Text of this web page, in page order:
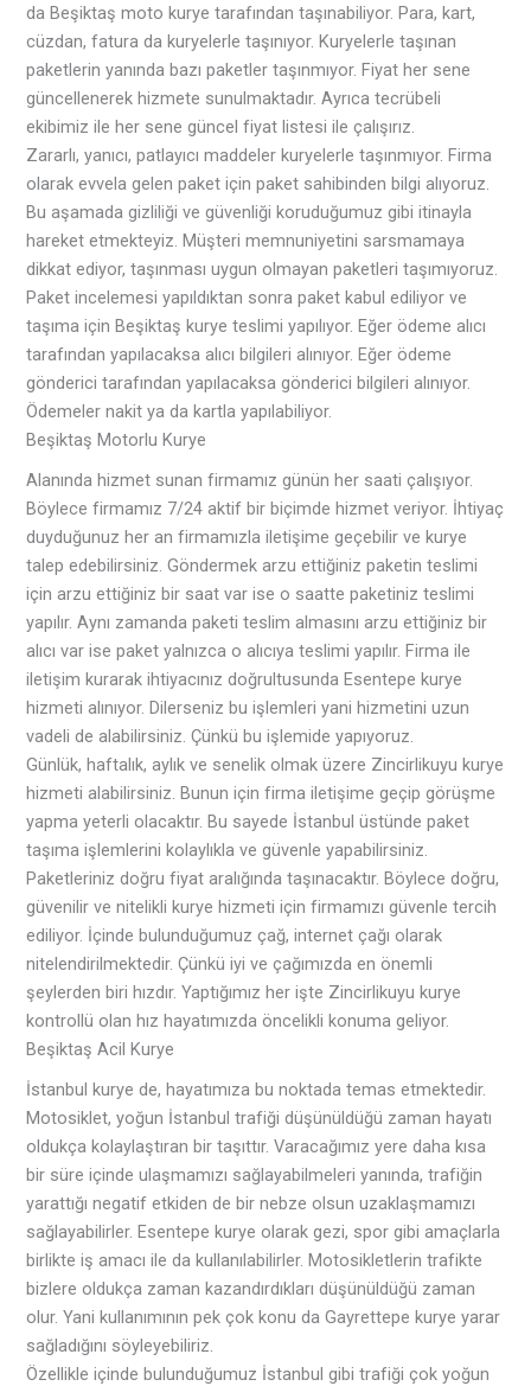
da Beşiktaş moto kurye tarafından taşınabiliyor. Para, kart,
cüzdan, fatura da kuryelerle taşınıyor. Kuryelerle taşınan
paketlerin yanında bazı paketler taşınmıyor. Fiyat her sene
güncellenerek hizmete sunulmaktadır. Ayrıca tecrübeli
ekibimiz ile her sene güncel fiyat listesi ile çalışırız.
Zararlı, yanıcı, patlayıcı maddeler kuryelerle taşınmıyor. Firma
olarak evvela gelen paket için paket sahibinden bilgi alıyoruz.
Bu aşamada gizliliği ve güvenliği koruduğumuz gibi itinayla
hareket etmekteyiz. Müşteri memnuniyetini sarsmamaya
dikkat ediyor, taşınması uygun olmayan paketleri taşımıyoruz.
Paket incelemesi yapıldıktan sonra paket kabul ediliyor ve
taşıma için Beşiktaş kurye teslimi yapılıyor. Eğer ödeme alıcı
tarafından yapılacaksa alıcı bilgileri alınıyor. Eğer ödeme
gönderici tarafından yapılacaksa gönderici bilgileri alınıyor.
Ödemeler nakit ya da kartla yapılabiliyor.
Beşiktaş Motorlu Kurye
Alanında hizmet sunan firmamız günün her saati çalışıyor.
Böylece firmamız 7/24 aktif bir biçimde hizmet veriyor. İhtiyaç
duyduğunuz her an firmamızla iletişime geçebilir ve kurye
talep edebilirsiniz. Göndermek arzu ettiğiniz paketin teslimi
için arzu ettiğiniz bir saat var ise o saatte paketiniz teslimi
yapılır. Aynı zamanda paketi teslim almasını arzu ettiğiniz bir
alıcı var ise paket yalnızca o alıcıya teslimi yapılır. Firma ile
iletişim kurarak ihtiyacınız doğrultusunda Esentepe kurye
hizmeti alınıyor. Dilerseniz bu işlemleri yani hizmetini uzun
vadeli de alabilirsiniz. Çünkü bu işlemide yapıyoruz.
Günlük, haftalık, aylık ve senelik olmak üzere Zincirlikuyu kurye
hizmeti alabilirsiniz. Bunun için firma iletişime geçip görüşme
yapma yeterli olacaktır. Bu sayede İstanbul üstünde paket
taşıma işlemlerini kolaylıkla ve güvenle yapabilirsiniz.
Paketleriniz doğru fiyat aralığında taşınacaktır. Böylece doğru,
güvenilir ve nitelikli kurye hizmeti için firmamızı güvenle tercih
ediliyor. İçinde bulunduğumuz çağ, internet çağı olarak
nitelendirilmektedir. Çünkü iyi ve çağımızda en önemli
şeylerden biri hızdır. Yaptığımız her işte Zincirlikuyu kurye
kontrollü olan hız hayatımızda öncelikli konuma geliyor.
Beşiktaş Acil Kurye
İstanbul kurye de, hayatımıza bu noktada temas etmektedir.
Motosiklet, yoğun İstanbul trafiği düşünüldüğü zaman hayatı
oldukça kolaylaştıran bir taşıttır. Varacağımız yere daha kısa
bir süre içinde ulaşmamızı sağlayabilmeleri yanında, trafiğin
yarattığı negatif etkiden de bir nebze olsun uzaklaşmamızı
sağlayabilirler. Esentepe kurye olarak gezi, spor gibi amaçlarla
birlikte iş amacı ile da kullanılabilirler. Motosikletlerin trafikte
bizlere oldukça zaman kazandırdıkları düşünüldüğü zaman
olur. Yani kullanımının pek çok konu da Gayrettepe kurye yarar
sağladığını söyleyebiliriz.
Özellikle içinde bulunduğumuz İstanbul gibi trafiği çok yoğun